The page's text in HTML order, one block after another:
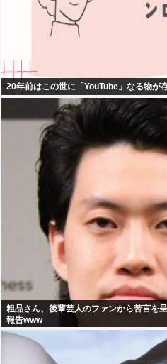
20年前はこの世に「YouTube」なる物が
粗品さん、後輩芸人のファンから苦言を
報告www